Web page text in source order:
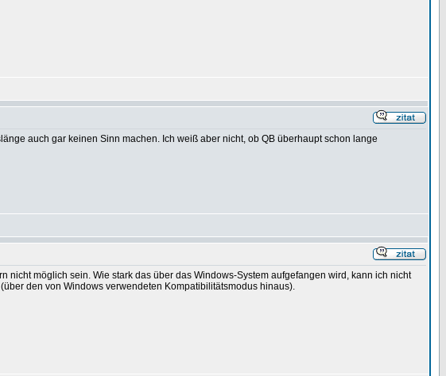
auch gar keinen Sinn machen. Ich weiß aber nicht, ob QB überhaupt schon lange
möglich sein. Wie stark das über das Windows-System aufgefangen wird, kann ich nicht
den von Windows verwendeten Kompatibilitätsmodus hinaus).